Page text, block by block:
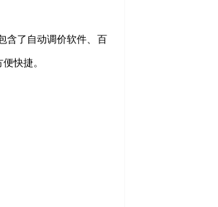
含了自动调价软件、百
快捷。